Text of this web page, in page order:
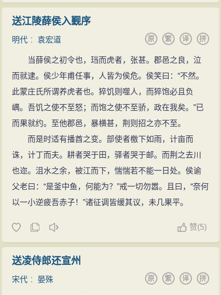
送江陵薛侯入觐序
明代 ：袁宏道 拼
译
繁
原
当薛侯之初令也，珰而虎者，张甚。郡邑之良，泣
而就逮。侯少年甫任事，人皆为侯危。侯笑曰：“不然。
此蒙庄氏所谓养虎者也。猝饥则噬人，而猝饱必且负
嵎。吾饥之使不至怒；而饱之使不至骄，政在我矣。”已
而果就约。至他郡邑，暴横甚，荆则招之亦不至。
而是时适有播酋之变。部使者檄下如雨，计亩而
诛，计丁而夫。耕者哭于田，驿者哭于邮。而荆之去川
也迩。沮水之余，被江而下，惴惴若不能一日处。侯谕
父老曰：“是釜中鱼，何能为？”戒一切勿嚣。且曰，“奈何
以一小逆疲吾赤子！”诸征调皆缓其议，未几果平。
赞(5)
送凌侍郎还宣州
宋代 ： 晏殊 拼
译
繁
原